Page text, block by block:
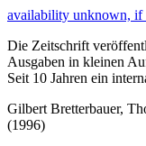
availability unknown, if
Die Zeitschrift
Ausgaben in kleinen
Seit 10 Jahren ein
Gilbert Bretterbauer,
(1996)